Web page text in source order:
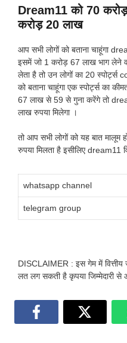
Dream11 को 70
करोड़ 20 लाख
आप सभी लोगों को बताना चाहूंगा
इसमें जो 1 करोड़ 67 लाख भाग लेने
लेता है तो उन लोगों का 20 स्पोर्ट्स
को बताना चाहूंगा एक स्पोर्ट्स का
67 लाख से 59 से गुना करेंगे तो
लाख रुपया मिलेगा ।
तो आप सभी लोगों को यह बात मालूम
रुपया मिलता है इसीलिए dream11
whatsapp channel
telegram group
DISCLAIMER : इस गेम में
लत लग सकती है कृपया जिम्मेदारी